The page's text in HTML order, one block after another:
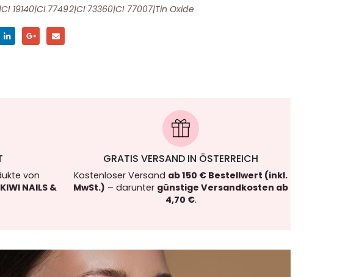
19140|CI 77492|CI 73360|CI 77007|Tin Oxide
von
NAILS &
GRATIS VERSAND IN ÖSTERREICH
Kostenloser Versand ab 150 € Bestellwert (inkl.
MwSt.) – darunter günstige Versandkosten ab
4,70 €.